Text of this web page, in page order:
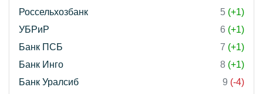
Россельхозбанк
5 (+1)
УБРиР
6 (+1)
Банк ПСБ
7 (+1)
Банк Инго
8 (+1)
Банк Уралсиб
9 (-4)